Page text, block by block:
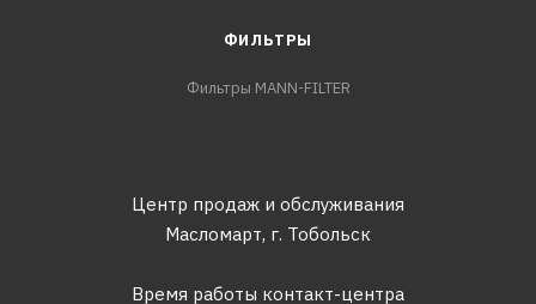
ФИЛЬТРЫ
Фильтры MANN-FILTER
Центр продаж и обслуживания
Масломарт, г. Тобольск
Время работы контакт-центра